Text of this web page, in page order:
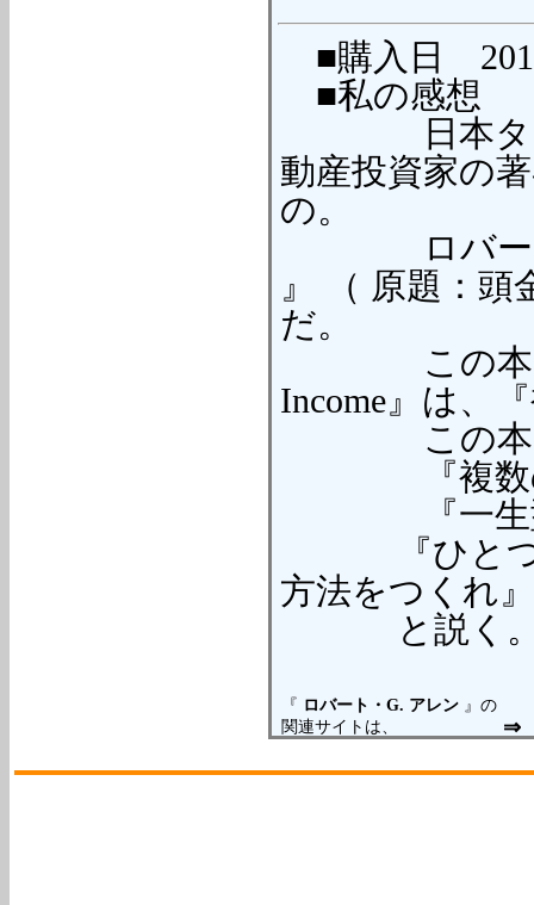
■購入日
■私の感想
日本タイト
動産投資家の
の。
ロバート・
』 （ 原題：頭
だ。
この本のタ
Income』は、
この本
『複数の
『一生型
『ひとつの
方法をつくれ』
と説く
『 ロバート・G. アレン 』の
関連サイトは、